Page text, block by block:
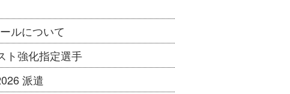
ルについて
ト強化指定選手
派遣